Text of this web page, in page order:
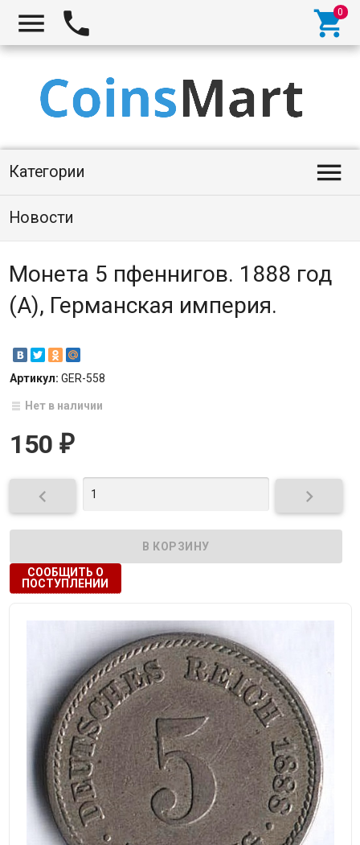
  
Категории 
Новости
Монета 5 пфеннигов. 1888 год
(A), Германская империя.
Артикул: GER-558
Нет в наличии
150 ₽
 
СООБЩИТЬ О
ПОСТУПЛЕНИИ